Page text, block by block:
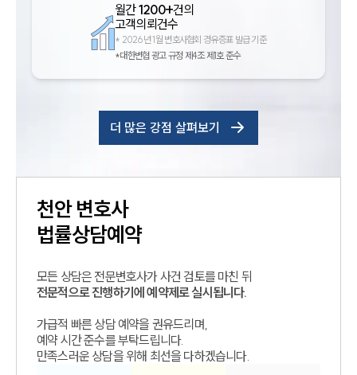
월간1200+건의
고객의뢰건수
* 2026년 1월 변호사협회 경유증표 발급 기준
*대한변협 광고 규정 제4조 제1호 준수
더 많은 강점 살펴보기
천안변호사
법률상담예약
모든 상담은 전문변호사가 사건 검토를 마친 뒤
전문적으로 진행하기에 예약제로 실시됩니다.
가급적 빠른 상담 예약을 권유드리며,
예약 시간 준수를 부탁드립니다.
만족스러운 상담을 위해 최선을 다하겠습니다.